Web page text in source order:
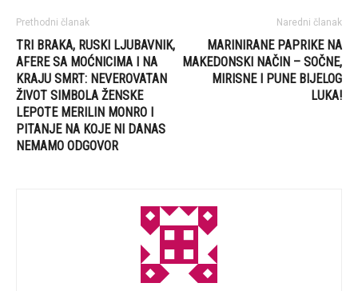
Prethodni članak
TRI BRAKA, RUSKI LJUBAVNIK,
AFERE SA MOĆNICIMA I NA
KRAJU SMRT: NEVEROVATAN
ŽIVOT SIMBOLA ŽENSKE
LEPOTE MERILIN MONRO I
PITANJE NA KOJE NI DANAS
NEMAMO ODGOVOR
Naredni članak
MARINIRANE PAPRIKE NA
MAKEDONSKI NAČIN – SOČNE,
MIRISNE I PUNE BIJELOG
LUKA!